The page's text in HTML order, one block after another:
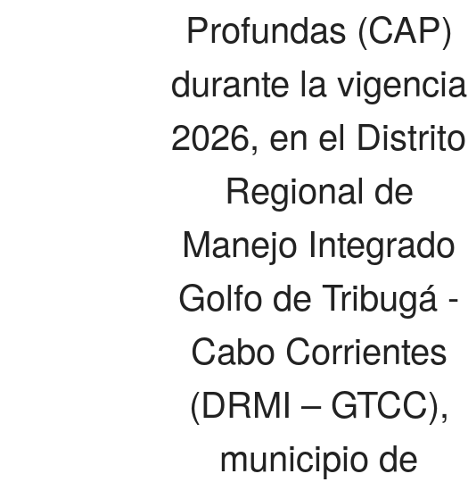
Profundas (CAP)
durante la vigencia
2026, en el Distrito
Regional de
Manejo Integrado
Golfo de Tribugá -
Cabo Corrientes
(DRMI – GTCC),
municipio de